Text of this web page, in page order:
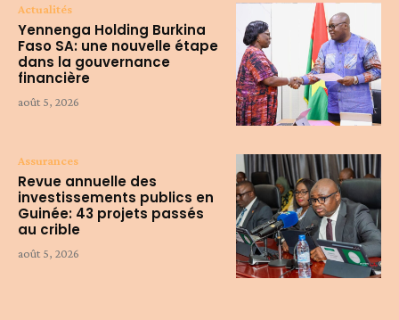
Actualités
Yennenga Holding Burkina
Faso SA: une nouvelle étape
dans la gouvernance
financière
août 5, 2026
Assurances
Revue annuelle des
investissements publics en
Guinée: 43 projets passés
au crible
août 5, 2026